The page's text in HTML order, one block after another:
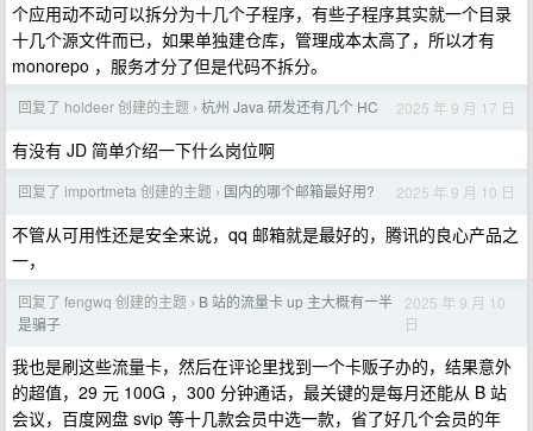
个应用动不动可以拆分为十几个子程序，有些子程序其实就一个目录
十几个源文件而已，如果单独建仓库，管理成本太高了，所以才有
monorepo ，服务才分了但是代码不拆分。
回复了 holdeer 创建的主题 › 杭州 Java 研发还有几个 HC 2025 年 9 月 17 日
有没有 JD 简单介绍一下什么岗位啊
回复了 importmeta 创建的主题 › 国内的哪个邮箱最好用? 2025 年 9 月 10 日
不管从可用性还是安全来说，qq 邮箱就是最好的，腾讯的良心产品之
一，
回复了 fengwq 创建的主题 › B 站的流量卡 up 主大概有一半
是骗子
2025 年 9 月 10
日
我也是刷这些流量卡，然后在评论里找到一个卡贩子办的，结果意外
的超值，29 元 100G ，300 分钟通话，最关键的是每月还能从 B 站
会议，百度网盘 svip 等十几款会员中选一款，省了好几个会员的年